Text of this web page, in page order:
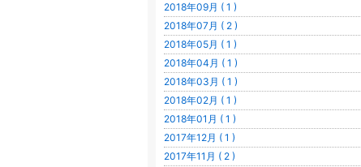
2018年09月 ( 1 )
2018年07月 ( 2 )
2018年05月 ( 1 )
2018年04月 ( 1 )
2018年03月 ( 1 )
2018年02月 ( 1 )
2018年01月 ( 1 )
2017年12月 ( 1 )
2017年11月 ( 2 )